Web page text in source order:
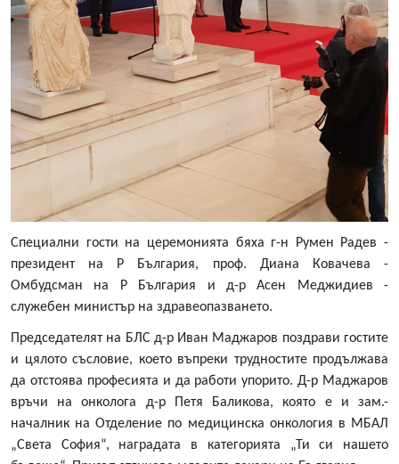
Специални гости на церемонията бяха г-н Румен Радев -
президент на Р България, проф. Диана Ковачева -
Омбудсман на Р България и д-р Асен Меджидиев -
служебен министър на здравеопазването.
Председателят на БЛС д-р Иван Маджаров поздрави гостите
и цялото съсловие, което въпреки трудностите продължава
да отстоява професията и да работи упорито. Д-р Маджаров
връчи на онколога д-р Петя Баликова, която е и зам.-
началник на Отделение по медицинска онкология в МБАЛ
„Света София“, наградата в категорията „Ти си нашето